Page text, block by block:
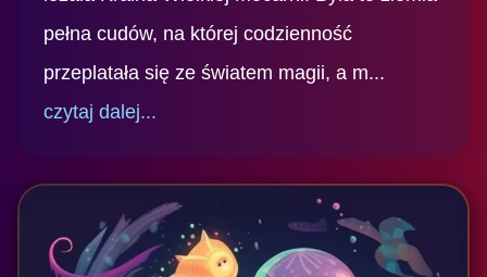
pełna cudów, na której codzienność
przeplatała się ze światem magii, a m...
czytaj dalej...